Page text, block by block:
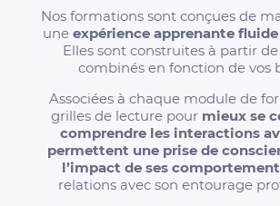
Nos formations sont conçues de
une expérience apprenante
Elles sont construites à partir
combinés en fonction de vos
Associées à chaque module de
grilles de lecture pour mieux se
comprendre les interactions
permettent une prise de
l’impact de ses
relations avec son entourage